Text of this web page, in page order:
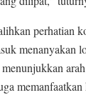
perhatian
menanyakan
memanfaatkan